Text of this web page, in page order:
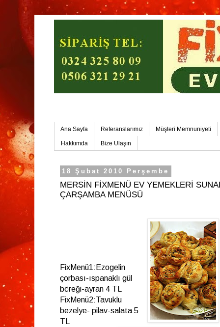
Ana Sayfa Referanslarımız Müşteri Memnuniyeti
Hakkımda Bize Ulaşın
18 Şubat 2010 Perşembe
MERSİN FİXMENÜ EV YEMEKLERİ
ÇARŞAMBA MENÜSÜ
FixMenü1:Ezogelin
çorbası-ıspanaklı gül
böreği-ayran 4 TL
FixMenü2:Tavuklu
bezelye- pilav-salata 5
TL